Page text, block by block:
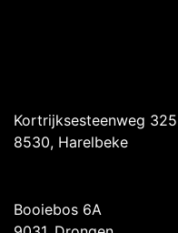
Kortrijksesteenweg 325
8530, Harelbeke
Booiebos 6A